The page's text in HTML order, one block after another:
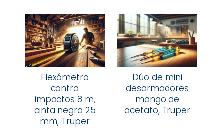
Flexómetro
contra
impactos 8 m,
cinta negra 25
mm, Truper
Dúo de mini
desarmadores
mango de
acetato, Truper